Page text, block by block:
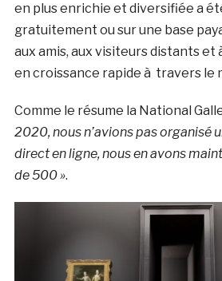
en plus enrichie et diversifiée a
gratuitement ou sur une base
aux amis, aux visiteurs distants et
en croissance rapide à travers le
Comme le résume la National
2020, nous n’avions pas organisé
direct en ligne, nous en avons
de 500 ».